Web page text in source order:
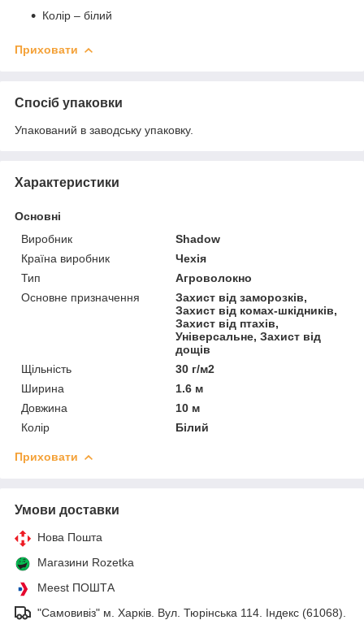
Колір – білий
Приховати
Спосіб упаковки
Упакований в заводську упаковку.
Характеристики
Основні
Виробник
Shadow
Країна виробник
Чехія
Тип
Агроволокно
Основне призначення
Захист від заморозків,
Захист від комах-шкідників,
Захист від птахів,
Універсальне, Захист від
дощів
Щільність
30 г/м2
Ширина
1.6 м
Довжина
10 м
Колір
Білий
Приховати
Умови доставки
Нова Пошта
Магазини Rozetka
Meest ПОШТА
"Самовивіз" м. Харків. Вул. Тюрінська 114. Індекс (61068).